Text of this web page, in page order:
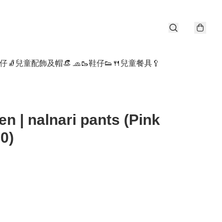
🧦 兒童配飾及帽👒 🧢🥾鞋仔👟 🍴兒童餐具🥄
| nalnari pants (Pink